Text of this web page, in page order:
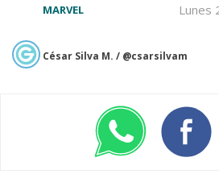
Lunes
MARVEL
César Silva M. / @csarsilvam